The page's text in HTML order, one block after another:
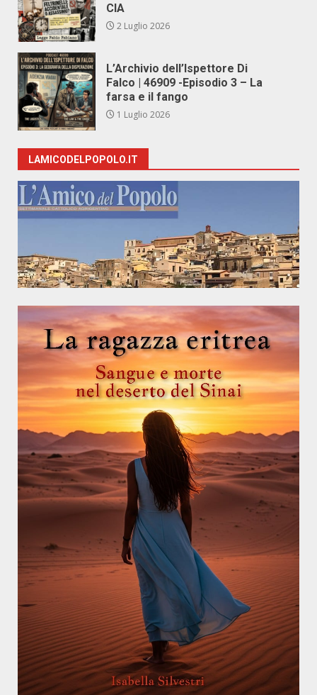
CIA
2 Luglio 2026
L’Archivio dell’Ispettore Di
Falco | 46909 -Episodio 3 – La
farsa e il fango
1 Luglio 2026
LAMICODELPOPOLO.IT